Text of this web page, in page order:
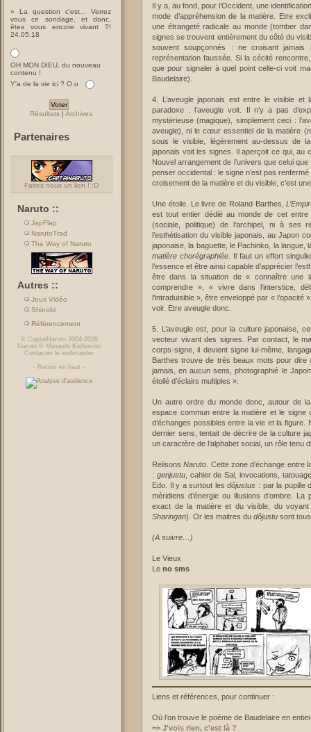
» La question c'est... Verrez
vous ce sondage, et donc,
êtes vous encore vivant ?!
24.05.18
OH MON DIEU, du nouveau
contenu !
Y'a de la vie ici ? O.o
Résultats| Archives
Partenaires
Faites nous un lien ! :D
Naruto ::
JapFlap
NarutoTrad
The Way of Naruto
Autres ::
Jeux Vidéo
Shinobi
Référencement
© CaptaiNaruto2004-2026
Naruto © Masashi Kishimoto
Contacter le webmaster
- Retour en haut -
Il y a, au fond, pour l’Occident, une
mode d’appréhension de la matière. Etre
une étrangeté radicale au monde (tomber
signes se trouvent entièrement du côté du
souvent soupçonnés : ne croisant
représentation faussée. Si la cécité
que pour signaler à quel point celle-ci voit
Baudelaire).
4. L’aveugle japonais est entre le visible
paradoxe : l’aveugle voit. Il n’y a pas
mystérieuse (magique), simplement ceci :
aveugle), ni le cœur essentiel de la matière
sous le visible, légèrement au-dessus de
japonais voit les signes. Il aperçoit ce qui, au
Nouvel arrangement de l’univers que celui
penser occidental : le signe n’est pas
croisement de la matière et du visible, c’est
Une étoile. Le livre de Roland Barthes,
est tout entier dédié au monde de cet entre
(sociale, politique) de l’archipel, ni à ses
l’esthétisation du visible japonais, au Japon
japonaise, la baguette, le Pachinko, la
matière chorégraphiée . Il faut un effort
l’essence et être ainsi capable d’apprécier
être dans la situation de « connaître une
comprendre », « vivre dans l’interstice,
l’intraduisible », être enveloppé par «
voir. Etre aveugle donc.
5. L’aveugle est, pour la culture japonaise,
vecteur vivant des signes. Par contact, le
corps-signe, il devient signe lui-même,
Barthes trouve de très beaux mots pour dire
jamais, en aucun sens, photographié le
étoilé d’éclairs multiples ».
Un autre ordre du monde donc, autour de
espace commun entre la matière et le
d’échanges possibles entre la vie et la
dernier sens, tentait de décrire de la culture
un caractère de l’alphabet social, un rôle tenu
RelisonsNaruto . Cette zone d’échange
: genjustu, cahier de Sai, invocations,
Edo. Il y a surtout lesdôjustus : par la pupille
méridiens d’énergie ou illusions d’ombre.
exact de la matière et du visible, du
Sharingan). Or les maitres du dôjustu sont
(A suivre…)
Le Vieux
Le no sms
Liens et références, pour continuer :
Où l'on trouve le poème de Baudelaire en
=> J'vois rien, c'est là ?